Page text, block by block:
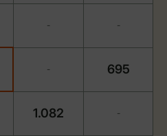
- -
- 695
1.082 -